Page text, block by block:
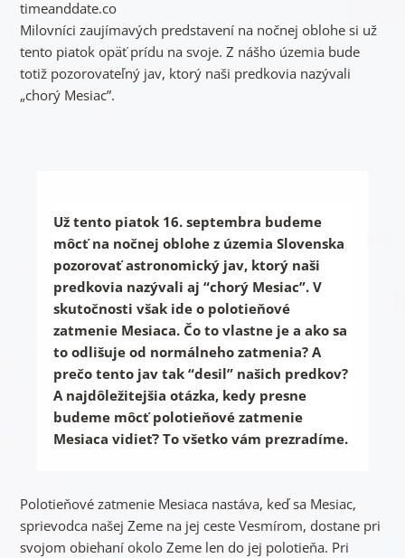
timeanddate.co
Milovníci zaujímavých predstavení na nočnej oblohe si už
tento piatok opäť prídu na svoje. Z nášho územia bude
totiž pozorovateľný jav, ktorý naši predkovia nazývali
„chorý Mesiac”.
Už tento piatok 16. septembra budeme
môcť na nočnej oblohe z územia Slovenska
pozorovať astronomický jav, ktorý naši
predkovia nazývali aj “chorý Mesiac”. V
skutočnosti však ide o polotieňové
zatmenie Mesiaca. Čo to vlastne je a ako sa
to odlišuje od normálneho zatmenia? A
prečo tento jav tak “desil” našich predkov?
A najdôležitejšia otázka, kedy presne
budeme môcť polotieňové zatmenie
Mesiaca vidieť? To všetko vám prezradíme.
Polotieňové zatmenie Mesiaca nastáva, keď sa Mesiac,
sprievodca našej Zeme na jej ceste Vesmírom, dostane pri
svojom obiehaní okolo Zeme len do jej polotieňa. Pri